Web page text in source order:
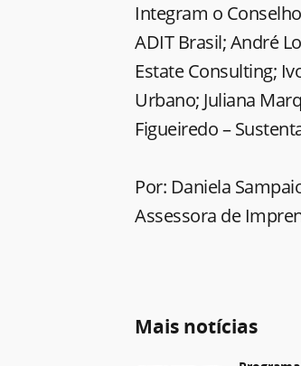
Integram o
ADIT Brasil; André
Estate Consulting;
Urbano; Juliana
Figueiredo –
Por: Daniela
Assessora de
Mais notícias